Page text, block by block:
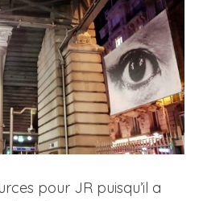
pour JR puisqu’il a